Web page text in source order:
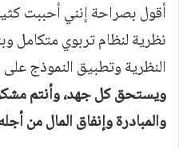
أقول بصراحة إنني أحببت
نظرية لنظام تربوي متكامل
النظرية وتطبيق النموذج
ويستحق كل جهد، وأنتم
والمبادرة وإنفاق المال من